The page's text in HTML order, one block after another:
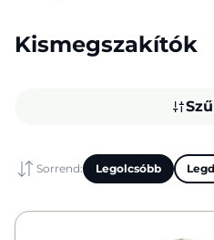
Kismegszakítók
Sorrend: Legolcsóbb